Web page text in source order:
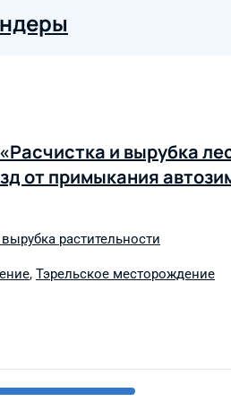
и вырубка
от примыкания
растительности
, Тэрельское месторождение